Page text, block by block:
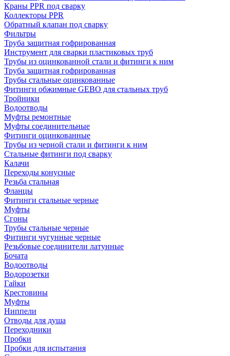
Краны PPR под сварку
Коллекторы PPR
Обратный клапан под сварку
Фильтры
Труба защитная гофрированная
Инструмент для сварки пластиковых труб
Трубы из оцинкованной стали и фитинги к ним
Труба защитная гофрированная
Трубы стальные оцинкованные
Фитинги обжимные GEBO для стальных труб
Тройники
Водоотводы
Муфты ремонтные
Муфты соединительные
Фитинги оцинкованные
Трубы из черной стали и фитинги к ним
Стальные фитинги под сварку
Калачи
Переходы конусные
Резьба стальная
Фланцы
Фитинги стальные черные
Муфты
Сгоны
Трубы стальные черные
Фитинги чугунные черные
Резьбовые соединители латунные
Бочата
Водоотводы
Водорозетки
Гайки
Крестовины
Муфты
Ниппели
Отводы для душа
Переходники
Пробки
Пробки для испытания